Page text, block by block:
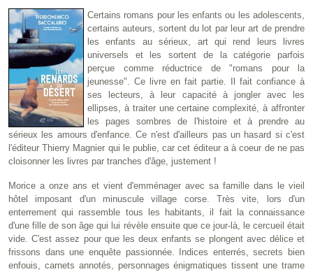
Certains romans pour les enfants ou les adolescents,
certains auteurs, sortent du lot par leur art de prendre
les enfants au sérieux, art qui rend leurs livres
universels et les sortent de la catégorie parfois
perçue comme réductrice de "romans pour la
jeunesse". Ce livre en fait partie. Il fait confiance à
ses lecteurs, à leur capacité à jongler avec les
ellipses, à traiter une certaine complexité, à affronter
les pages sombres de l'histoire et à prendre au
sérieux les amours d'enfance. Ce n'est d'ailleurs pas un hasard si c'est
l'éditeur Thierry Magnier qui le publie, car cet éditeur a à coeur de ne pas
cloisonner les livres par tranches d'âge, justement !
Morice a onze ans et vient d'emménager avec sa famille dans le vieil
hôtel imposant d'un minuscule village corse. Très vite, lors d'un
enterrement qui rassemble tous les habitants, il fait la connaissance
d'une fille de son âge qui lui révèle ensuite que ce jour-là, le cercueil était
vide. C'est assez pour que les deux enfants se plongent avec délice et
frissons dans une enquête passionnée. Indices enterrés, secrets bien
enfouis, carnets annotés, personnages énigmatiques tissent une trame